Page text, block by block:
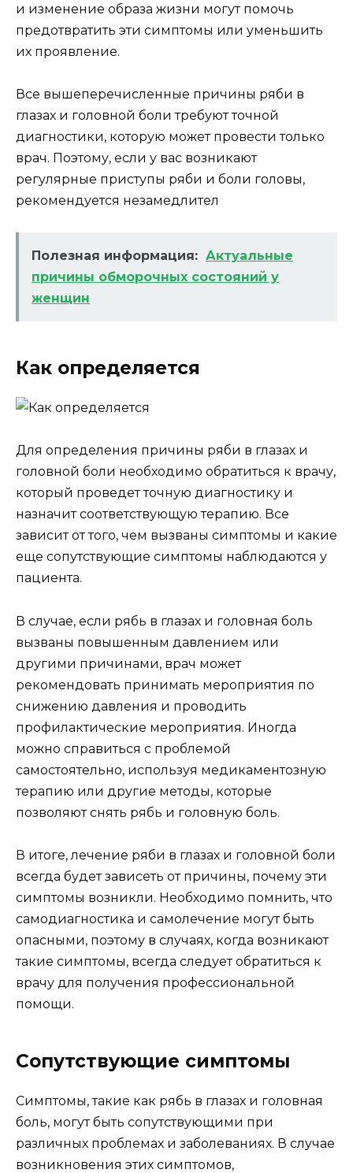
и изменение образа жизни могут помочь
предотвратить эти симптомы или уменьшить
их проявление.
Все вышеперечисленные причины ряби в
глазах и головной боли требуют точной
диагностики, которую может провести только
врач. Поэтому, если у вас возникают
регулярные приступы ряби и боли головы,
рекомендуется незамедлител
Полезная информация: Актуальные
причины обморочных состояний у
женщин
Как определяется
Для определения причины ряби в глазах и
головной боли необходимо обратиться к врачу,
который проведет точную диагностику и
назначит соответствующую терапию. Все
зависит от того, чем вызваны симптомы и какие
еще сопутствующие симптомы наблюдаются у
пациента.
В случае, если рябь в глазах и головная боль
вызваны повышенным давлением или
другими причинами, врач может
рекомендовать принимать мероприятия по
снижению давления и проводить
профилактические мероприятия. Иногда
можно справиться с проблемой
самостоятельно, используя медикаментозную
терапию или другие методы, которые
позволяют снять рябь и головную боль.
В итоге, лечение ряби в глазах и головной боли
всегда будет зависеть от причины, почему эти
симптомы возникли. Необходимо помнить, что
самодиагностика и самолечение могут быть
опасными, поэтому в случаях, когда возникают
такие симптомы, всегда следует обратиться к
врачу для получения профессиональной
помощи.
Сопутствующие симптомы
Симптомы, такие как рябь в глазах и головная
боль, могут быть сопутствующими при
различных проблемах и заболеваниях. В случае
возникновения этих симптомов,